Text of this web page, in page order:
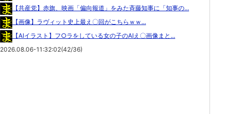
【共産党】赤旗、映画「偏向報道」をみた斉藤知事に「知事の...
【画像】ラヴィット史上最え〇回がこちらｗｗ...
【AIイラスト】フ○ラをしている女の子のAIえ〇画像まと...
2026.08.06-11:32:02(42/36)